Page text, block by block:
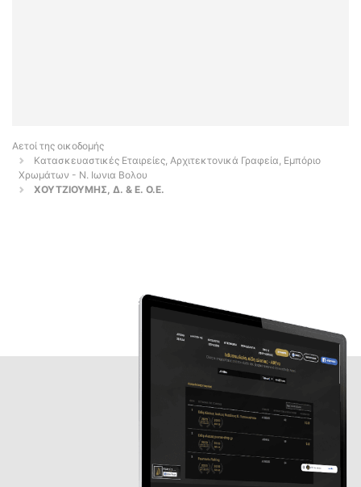
Αετοί της οικοδομής
Κατασκευαστικές Εταιρείες, Αρχιτεκτονικά Γραφεία, Εμπόριο
Χρωμάτων - Ν. Ιωνια Βολου
ΧΟΥΤΖΙΟΥΜΗΣ, Δ. & E. Ο.Ε.